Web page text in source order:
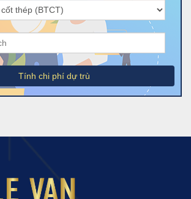
Tính chi phí dự trù